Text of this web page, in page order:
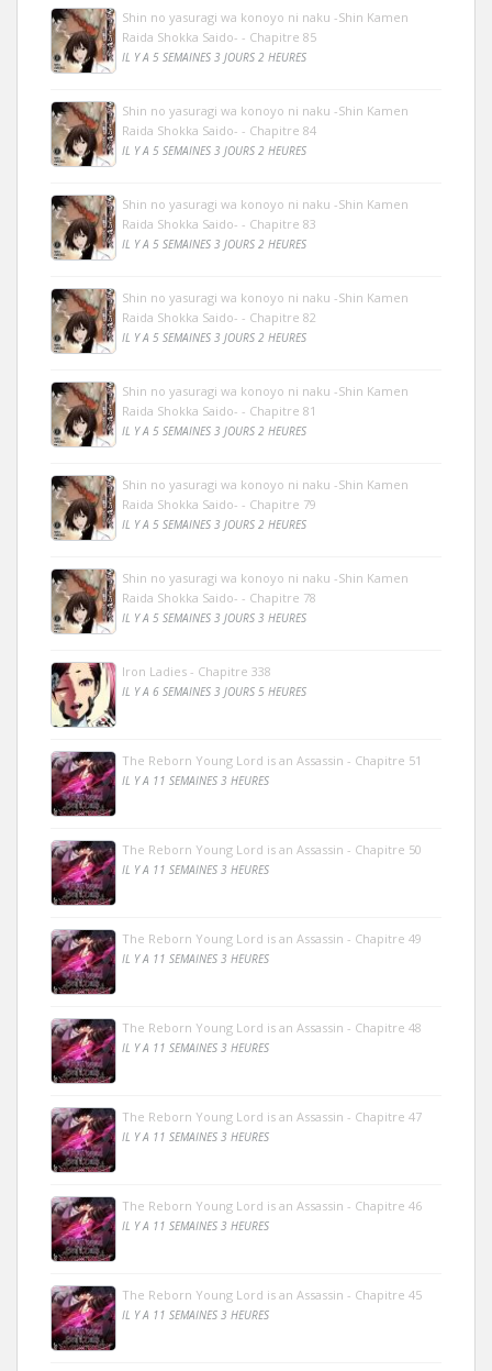
Shin no yasuragi wa konoyo ni naku -Shin Kamen
Raida Shokka Saido- - Chapitre 85
IL Y A 5 SEMAINES 3 JOURS 2 HEURES
Shin no yasuragi wa konoyo ni naku -Shin Kamen
Raida Shokka Saido- - Chapitre 84
IL Y A 5 SEMAINES 3 JOURS 2 HEURES
Shin no yasuragi wa konoyo ni naku -Shin Kamen
Raida Shokka Saido- - Chapitre 83
IL Y A 5 SEMAINES 3 JOURS 2 HEURES
Shin no yasuragi wa konoyo ni naku -Shin Kamen
Raida Shokka Saido- - Chapitre 82
IL Y A 5 SEMAINES 3 JOURS 2 HEURES
Shin no yasuragi wa konoyo ni naku -Shin Kamen
Raida Shokka Saido- - Chapitre 81
IL Y A 5 SEMAINES 3 JOURS 2 HEURES
Shin no yasuragi wa konoyo ni naku -Shin Kamen
Raida Shokka Saido- - Chapitre 79
IL Y A 5 SEMAINES 3 JOURS 2 HEURES
Shin no yasuragi wa konoyo ni naku -Shin Kamen
Raida Shokka Saido- - Chapitre 78
IL Y A 5 SEMAINES 3 JOURS 3 HEURES
Iron Ladies - Chapitre 338
IL Y A 6 SEMAINES 3 JOURS 5 HEURES
The Reborn Young Lord is an Assassin - Chapitre 51
IL Y A 11 SEMAINES 3 HEURES
The Reborn Young Lord is an Assassin - Chapitre 50
IL Y A 11 SEMAINES 3 HEURES
The Reborn Young Lord is an Assassin - Chapitre 49
IL Y A 11 SEMAINES 3 HEURES
The Reborn Young Lord is an Assassin - Chapitre 48
IL Y A 11 SEMAINES 3 HEURES
The Reborn Young Lord is an Assassin - Chapitre 47
IL Y A 11 SEMAINES 3 HEURES
The Reborn Young Lord is an Assassin - Chapitre 46
IL Y A 11 SEMAINES 3 HEURES
The Reborn Young Lord is an Assassin - Chapitre 45
IL Y A 11 SEMAINES 3 HEURES